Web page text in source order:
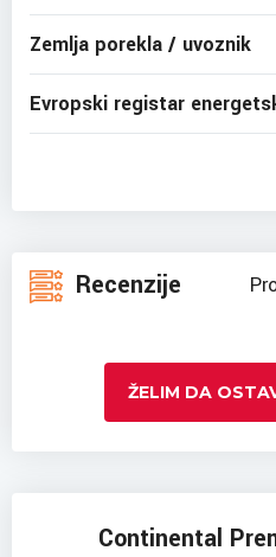
Zemlja porekla / uvoznik
Evropski registar
Recenzije
ŽELIM DA
Continental